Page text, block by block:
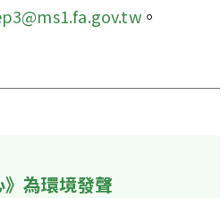
。
為環境發聲